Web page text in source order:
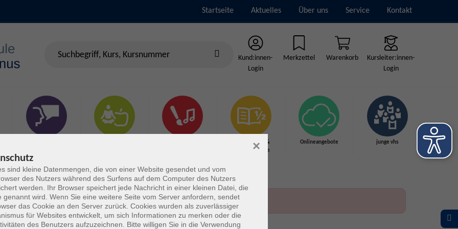
Startseite Aktuelles Über uns Service Kontakt
Kund:innen-
Login
Merkzettel Warenkorb
Kursleiter:innen-
Login
Grundbildung &
Schulabschlüsse
Onlineangebote junge vhs
sind kleine Datenmengen, die von einer Website gesendet und vom
des Nutzers während des Surfens auf dem Computer des Nutzers
werden. Ihr Browser speichert jede Nachricht in einer kleinen Datei, die
genannt wird. Wenn Sie eine weitere Seite vom Server anfordern, sendet
das Cookie an den Server zurück. Cookies wurden als zuverlässiger
für Websites entwickelt, um sich Informationen zu merken oder die
des Benutzers aufzuzeichnen. Bitte willigen Sie in die Verwendung
×